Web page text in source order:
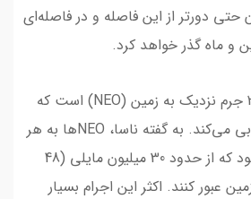
حتی دورتر از این فاصله و در فاصله‌ای
این سیارک یکی از 29,000 جرم نزدیک به زمین (NEO) است که
ناسا هر ساله آنها را ردیابی می‌کند. به گفته ناسا، NEOها به هر
جرم نجومی اطلاق می‌شود که از حدود 30 میلیون مایلی (48
عبور کنند. اکثر این اجرام بسیار